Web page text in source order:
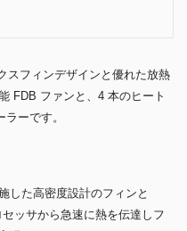
スフィンデザインと優れた放熱
FDB ファンと、4 本のヒート
ーです。
した高密度設計のフィンと
ッサから急速に熱を伝達しフ